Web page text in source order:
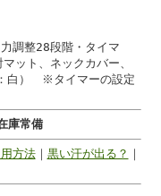
調整28段階・タイマ
ット、ネックカバー、
白） ※タイマーの設定
庫常備
方法｜ 黒い汗が出る？ ｜